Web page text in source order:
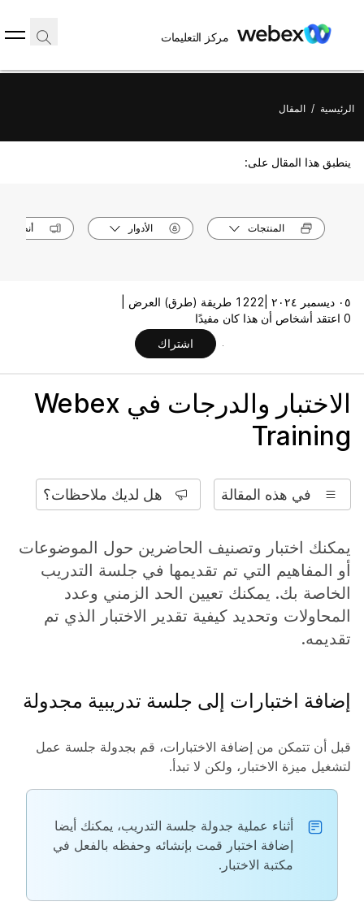
مركز التعليمات
الرئيسية / المقال
ينطبق هذا المقال على:
المنتجات الأدوار أنظمة
٠٥ ديسمبر ٢٠٢٤ |
1222 طريقة (طرق) العرض |
0 اعتقد أشخاص أن هذا كان مفيدًا
اشتراك
الاختبار والدرجات في Webex
Training
في هذه المقالة هل لديك ملاحظات؟
يمكنك اختبار وتصنيف الحاضرين حول الموضوعات
أو المفاهيم التي تم تقديمها في جلسة التدريب
الخاصة بك. يمكنك تعيين الحد الزمني وعدد
المحاولات وتحديد كيفية تقدير الاختبار الذي تم
تقديمه.
إضافة اختبارات إلى جلسة تدريبية مجدولة
قبل أن تتمكن من إضافة الاختبارات، قم بجدولة جلسة عمل
لتشغيل ميزة الاختبار، ولكن لا تبدأ.
أثناء عملية جدولة جلسة التدريب، يمكنك أيضا
إضافة اختبار قمت بإنشائه وحفظه بالفعل في
مكتبة الاختبار.